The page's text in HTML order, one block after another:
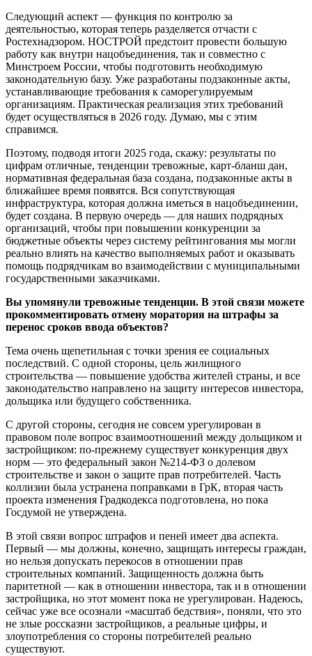
Следующий аспект — функция по контролю за
деятельностью, которая теперь разделяется отчасти с
Ростехнадзором. НОСТРОЙ предстоит провести большую
работу как внутри нацобъединения, так и совместно с
Минстроем России, чтобы подготовить необходимую
законодательную базу. Уже разработаны подзаконные акты,
устанавливающие требования к саморегулируемым
организациям. Практическая реализация этих требований
будет осуществляться в 2026 году. Думаю, мы с этим
справимся.
Поэтому, подводя итоги 2025 года, скажу: результаты по
цифрам отличные, тенденции тревожные, карт-бланш дан,
нормативная федеральная база создана, подзаконные акты в
ближайшее время появятся. Вся сопутствующая
инфраструктура, которая должна иметься в нацобъединении,
будет создана. В первую очередь — для наших подрядных
организаций, чтобы при повышении конкуренции за
бюджетные объекты через систему рейтингования мы могли
реально влиять на качество выполняемых работ и оказывать
помощь подрядчикам во взаимодействии с муниципальными
государственными заказчиками.
Вы упомянули тревожные тенденции. В этой связи можете
прокомментировать отмену моратория на штрафы за
перенос сроков ввода объектов?
Тема очень щепетильная с точки зрения ее социальных
последствий. С одной стороны, цель жилищного
строительства — повышение удобства жителей страны, и все
законодательство направлено на защиту интересов инвестора,
дольщика или будущего собственника.
С другой стороны, сегодня не совсем урегулирован в
правовом поле вопрос взаимоотношений между дольщиком и
застройщиком: по-прежнему существует конкуренция двух
норм — это федеральный закон №214-ФЗ о долевом
строительстве и закон о защите прав потребителей. Часть
коллизии была устранена поправками в ГрК, вторая часть
проекта изменения Градкодекса подготовлена, но пока
Госдумой не утверждена.
В этой связи вопрос штрафов и пеней имеет два аспекта.
Первый — мы должны, конечно, защищать интересы граждан,
но нельзя допускать перекосов в отношении прав
строительных компаний. Защищенность должна быть
паритетной — как в отношении инвестора, так и в отношении
застройщика, но этот момент пока не урегулирован. Надеюсь,
сейчас уже все осознали «масштаб бедствия», поняли, что это
не злые россказни застройщиков, а реальные цифры, и
злоупотребления со стороны потребителей реально
существуют.